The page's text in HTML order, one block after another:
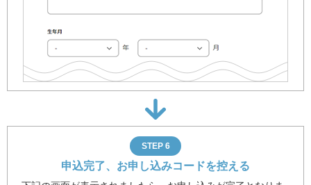
STEP 6
申込完了、お申し込みコードを控える